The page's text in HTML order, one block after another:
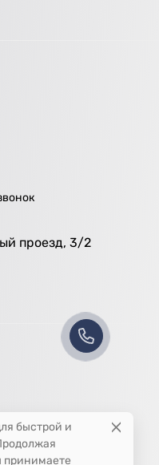
проезд, 3/2
быстрой и
принимаете